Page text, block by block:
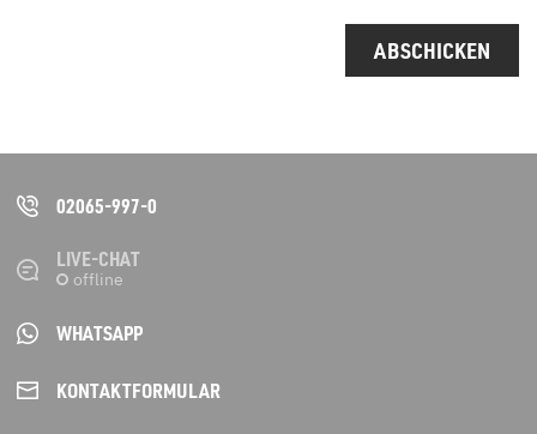
ABSCHICKEN
02065-997-0
LIVE-CHAT
WHATSAPP
KONTAKT­FORMULAR